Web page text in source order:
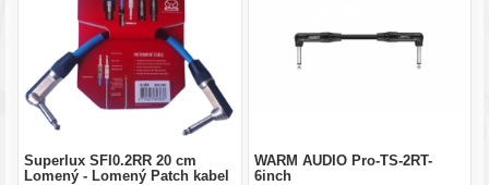
Superlux SFI0.2RR 20 cm
Lomený - Lomený Patch kabel
WARM AUDIO Pro-TS-2RT-
6inch